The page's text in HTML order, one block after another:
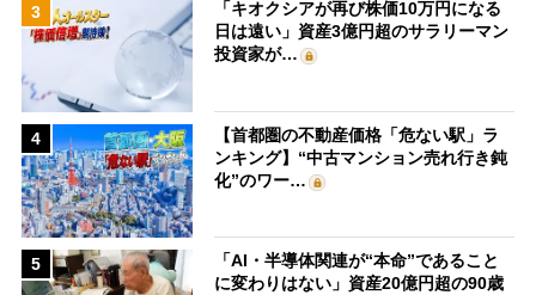
3
「キオクシアが再び株価10万円になる
日は遠い」資産3億円超のサラリーマン
投資家が…
4
【首都圏の不動産価格「危ない駅」ラ
ンキング】“中古マンション売れ行き鈍
化”のワー…
5
「AI・半導体関連が“本命”であること
に変わりはない」資産20億円超の90歳